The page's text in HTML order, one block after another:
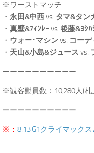
※ワーストマッチ
・ 永田&中西vs. タマ&タン
・ 真壁&ﾌｨﾝﾚｰ vs. 後藤&ﾖｼﾊ
・ ウォー･マシンvs. コー
・ 天山&小島&ジュース vs.
ーーーーーーーーーー
※観客動員数：10,280人(札
ーーーーーーーーーー
※： 8.13 G1クライマック